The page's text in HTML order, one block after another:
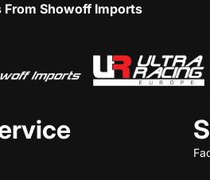
From Showoff Imports